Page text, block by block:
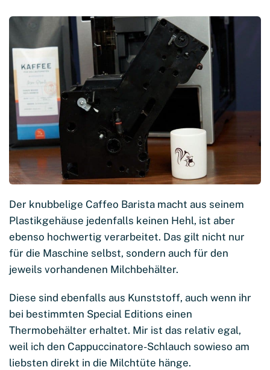
Der knubbelige Caffeo Barista macht aus seinem
Plastikgehäuse jedenfalls keinen Hehl, ist aber
ebenso hochwertig verarbeitet. Das gilt nicht nur
für die Maschine selbst, sondern auch für den
jeweils vorhandenen Milchbehälter.
Diese sind ebenfalls aus Kunststoff, auch wenn ihr
bei bestimmten Special Editions einen
Thermobehälter erhaltet. Mir ist das relativ egal,
weil ich den Cappuccinatore-Schlauch sowieso am
liebsten direkt in die Milchtüte hänge.